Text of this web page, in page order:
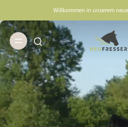
Willkommen in unserem